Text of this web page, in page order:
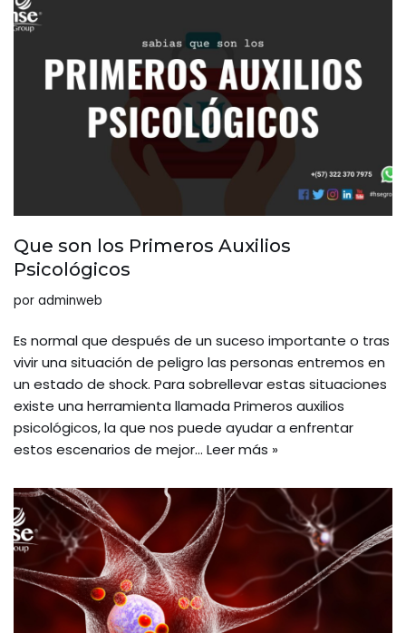
Que son los Primeros Auxilios
Psicológicos
por adminweb
Es normal que después de un suceso importante o tras
vivir una situación de peligro las personas entremos en
un estado de shock. Para sobrellevar estas situaciones
existe una herramienta llamada Primeros auxilios
psicológicos, la que nos puede ayudar a enfrentar
estos escenarios de mejor… Leer más »